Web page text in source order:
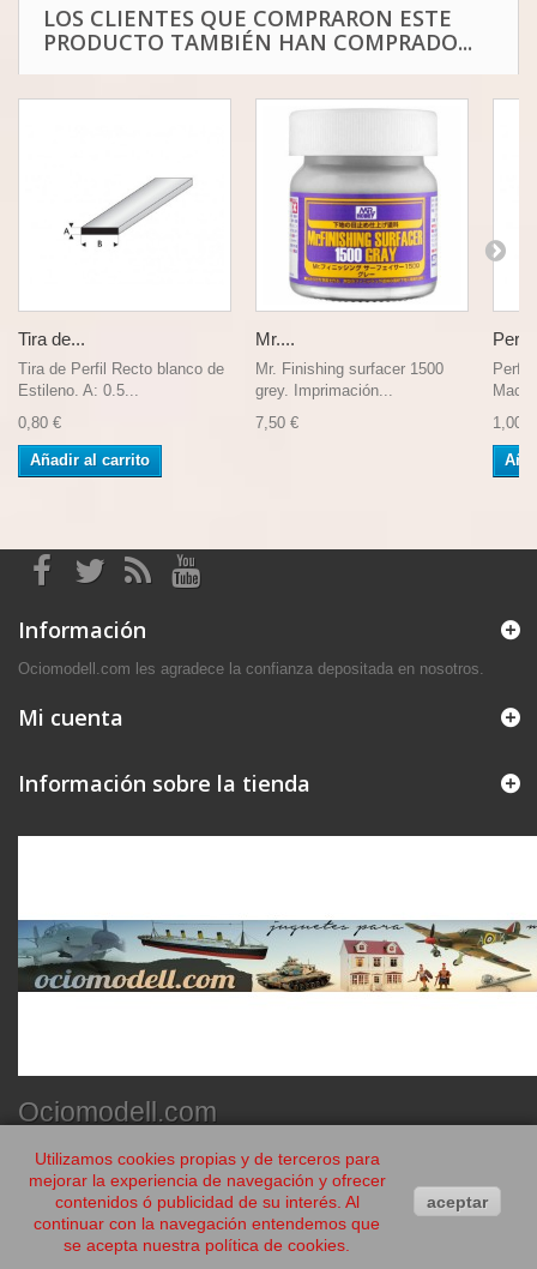
LOS CLIENTES QUE COMPRARON ESTE
PRODUCTO TAMBIÉN HAN COMPRADO...
Tira de...
Tira de Perfil Recto blanco de
Estileno. A: 0.5...
0,80 €
Añadir al carrito
Mr....
Mr. Finishing surfacer 1500
grey. Imprimación...
7,50 €
Perfil
1,00 €
Información
Ociomodell.com les agradece la confianza depositada en nosotros.
Mi cuenta
Información sobre la tienda
Ociomodell.com
Utilizamos cookies propias y de terceros para
mejorar la experiencia de navegación y ofrecer
contenidos ó publicidad de su interés. Al
continuar con la navegación entendemos que
se acepta nuestra política de cookies.
aceptar